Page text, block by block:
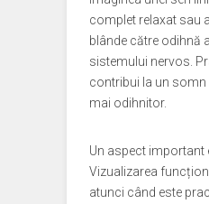
complet relaxat sau
blânde către odihnă
sistemului nervos.
contribui la un
mai odihnitor.
Un aspect important
Vizualizarea
atunci când este